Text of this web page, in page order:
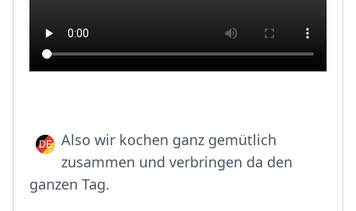
Also wir kochen ganz gemütlich
zusammen und verbringen da den
ganzen Tag.